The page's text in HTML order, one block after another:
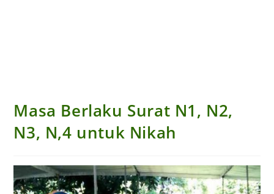
Masa Berlaku Surat N1, N2,
N3, N,4 untuk Nikah